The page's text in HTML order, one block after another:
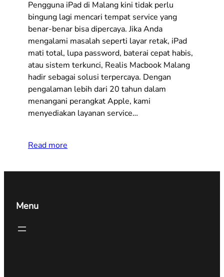
Pengguna iPad di Malang kini tidak perlu
bingung lagi mencari tempat service yang
benar-benar bisa dipercaya. Jika Anda
mengalami masalah seperti layar retak, iPad
mati total, lupa password, baterai cepat habis,
atau sistem terkunci, Realis Macbook Malang
hadir sebagai solusi terpercaya. Dengan
pengalaman lebih dari 20 tahun dalam
menangani perangkat Apple, kami
menyediakan layanan service…
Read more
Menu